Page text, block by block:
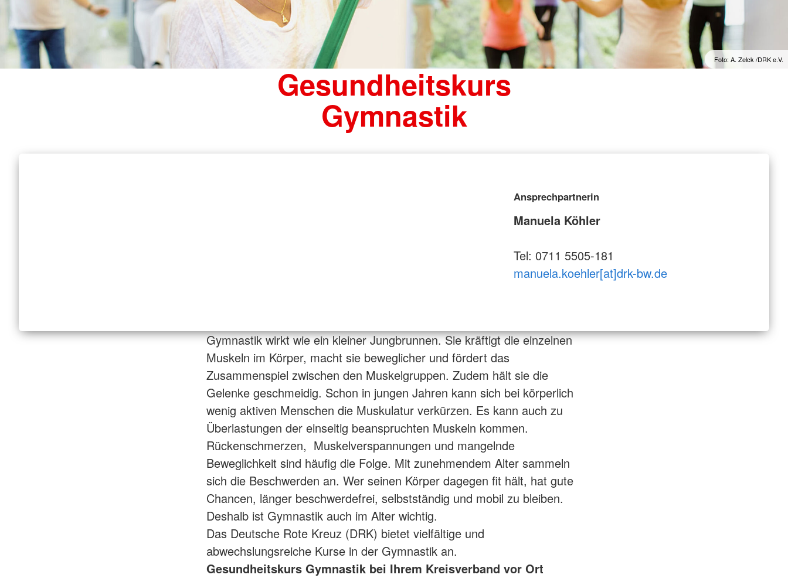
Foto: A. Zelck /DRK e.V.
Gesundheitskurs
Gymnastik
Ansprechpartnerin
Manuela Köhler
Tel: 0711 5505-181
manuela.koehler[at]drk-bw.de
Gymnastik wirkt wie ein kleiner Jungbrunnen. Sie kräftigt die einzelnen
Muskeln im Körper, macht sie beweglicher und fördert das
Zusammenspiel zwischen den Muskelgruppen. Zudem hält sie die
Gelenke geschmeidig. Schon in jungen Jahren kann sich bei körperlich
wenig aktiven Menschen die Muskulatur verkürzen. Es kann auch zu
Überlastungen der einseitig beanspruchten Muskeln kommen.
Rückenschmerzen, Muskelverspannungen und mangelnde
Beweglichkeit sind häufig die Folge. Mit zunehmendem Alter sammeln
sich die Beschwerden an. Wer seinen Körper dagegen fit hält, hat gute
Chancen, länger beschwerdefrei, selbstständig und mobil zu bleiben.
Deshalb ist Gymnastik auch im Alter wichtig.
Das Deutsche Rote Kreuz (DRK) bietet vielfältige und
abwechslungsreiche Kurse in der Gymnastik an.
Gesundheitskurs Gymnastik bei Ihrem Kreisverband vor Ort